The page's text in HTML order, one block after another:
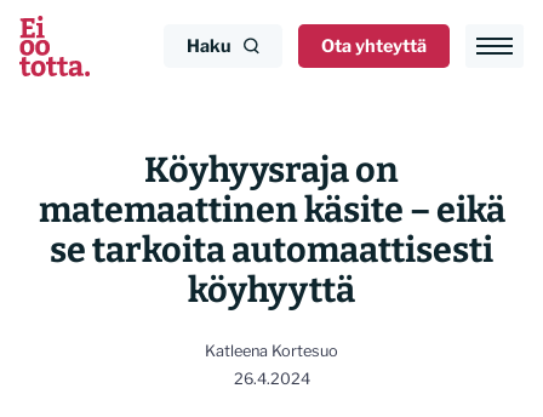
Siirry
sisältöön
Haku Ota yhteyttä
Köyhyysraja on
matemaattinen käsite – eikä
se tarkoita automaattisesti
köyhyyttä
Katleena Kortesuo
26.4.2024